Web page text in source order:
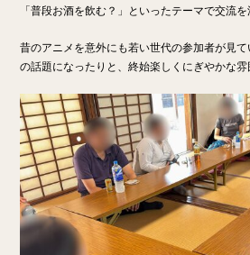
「普段お酒を飲む？」といったテーマで交流を
昔のアニメを意外にも若い世代の参加者が見
の話題になったりと、終始楽しくにぎやかな雰